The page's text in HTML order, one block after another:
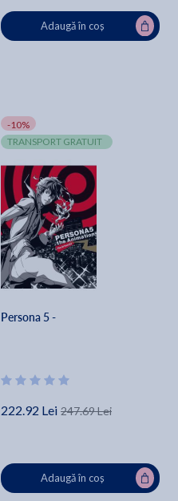
Adaugă în coș
-10%
TRANSPORT GRATUIT
Persona 5 -
222.92 Lei 247.69 Lei
Adaugă în coș